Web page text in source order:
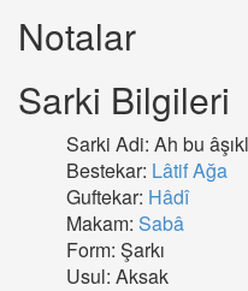
Notalar
Sarki Bilgileri
Sarki Adi: Ah bu
Bestekar: Lâtif Ağa
Guftekar: Hâdî
Makam: Sabâ
Form: Şarkı
Usul: Aksak